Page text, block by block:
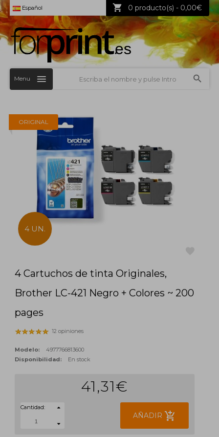
Español 0 producto(s) - 0,00€
Menu
ORIGINAL
4 UN.
4 Cartuchos de tinta Originales,
Brother LC-421 Negro + Colores ~ 200
pages
12 opiniones
Modelo:
4977766813600
Disponibilidad:
En stock
41,31€
Cantidad:
AÑADIR add_shopping_cart